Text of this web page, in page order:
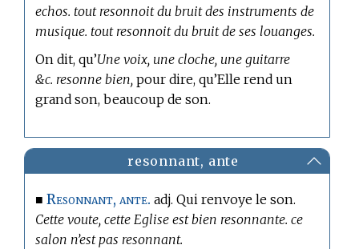
echos. tout resonnoit du bruit des instruments de
musique. tout resonnoit du bruit de ses louanges.
On dit, qu’Une voix, une cloche, une guitarre
&c. resonne bien, pour dire, qu’Elle rend un
grand son, beaucoup de son.
resonnant, ante
■Resonnant, ante. adj. Qui renvoye le son.
Cette voute, cette Eglise est bien resonnante. ce
salon n’est pas resonnant.